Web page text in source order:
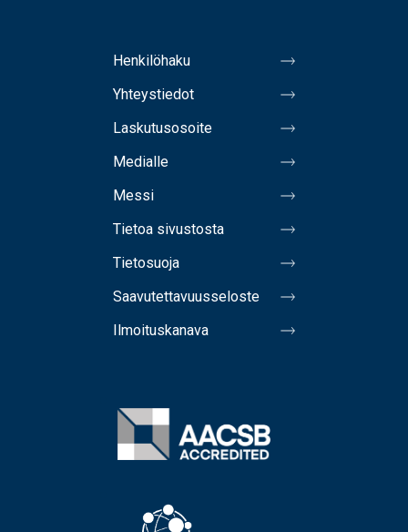
Henkilöhaku
Yhteystiedot
Laskutusosoite
Medialle
Messi
Tietoa sivustosta
Tietosuoja
Saavutettavuusseloste
Ilmoituskanava
Image
Image